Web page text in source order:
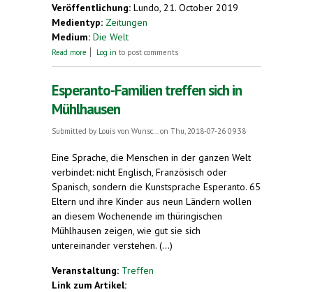
Veröffentlichung: Lundo, 21. October 2019
Medientyp: Zeitungen
Medium: Die Welt
Read more about Trump schreibt Namen seines
Log in to post comments
Esperanto-Familien treffen sich in
Mühlhausen
Submitted by Louis von Wunsc... on Thu, 2018-07-26 09:38
Eine Sprache, die Menschen in der ganzen Welt
verbindet: nicht Englisch, Französisch oder
Spanisch, sondern die Kunstsprache Esperanto. 65
Eltern und ihre Kinder aus neun Ländern wollen
an diesem Wochenende im thüringischen
Mühlhausen zeigen, wie gut sie sich
untereinander verstehen. (...)
Veranstaltung: Treffen
Link zum Artikel: